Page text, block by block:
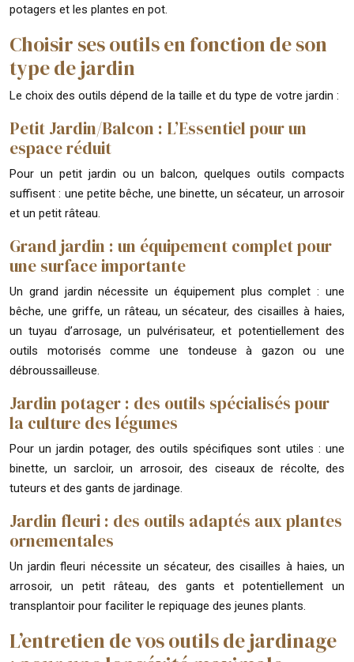
potagers et les plantes en pot.
Choisir ses outils en fonction de son
type de jardin
Le choix des outils dépend de la taille et du type de votre jardin :
Petit Jardin/Balcon : L’Essentiel pour un
espace réduit
Pour un petit jardin ou un balcon, quelques outils compacts
suffisent : une petite bêche, une binette, un sécateur, un arrosoir
et un petit râteau.
Grand jardin : un équipement complet pour
une surface importante
Un grand jardin nécessite un équipement plus complet : une
bêche, une griffe, un râteau, un sécateur, des cisailles à haies,
un tuyau d’arrosage, un pulvérisateur, et potentiellement des
outils motorisés comme une tondeuse à gazon ou une
débroussailleuse.
Jardin potager : des outils spécialisés pour
la culture des légumes
Pour un jardin potager, des outils spécifiques sont utiles : une
binette, un sarcloir, un arrosoir, des ciseaux de récolte, des
tuteurs et des gants de jardinage.
Jardin fleuri : des outils adaptés aux plantes
ornementales
Un jardin fleuri nécessite un sécateur, des cisailles à haies, un
arrosoir, un petit râteau, des gants et potentiellement un
transplantoir pour faciliter le repiquage des jeunes plants.
L’entretien de vos outils de jardinage